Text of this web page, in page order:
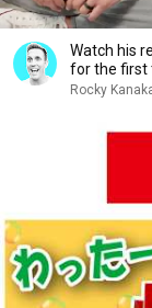
Watch his
for the first
Rocky